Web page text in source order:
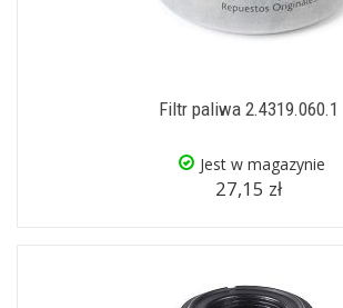
Filtr paliwa 2.4319.060.1
Jest w magazynie
27,15 zł